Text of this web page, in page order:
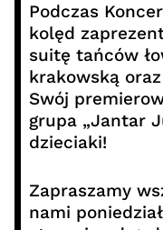
Podczas
kolęd
suitę tańców
krakowską
Swój
grupa „Jantar
dzieciaki!
Zapraszamy
nami